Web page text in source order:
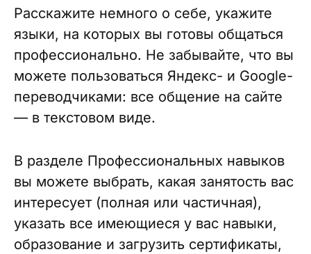
Расскажите немного о себе, укажите
языки, на которых вы готовы общаться
профессионально. Не забывайте, что вы
можете пользоваться Яндекс- и Google-
переводчиками: все общение на сайте
— в текстовом виде.
В разделе Профессиональных навыков
вы можете выбрать, какая занятость вас
интересует (полная или частичная),
указать все имеющиеся у вас навыки,
образование и загрузить сертификаты,